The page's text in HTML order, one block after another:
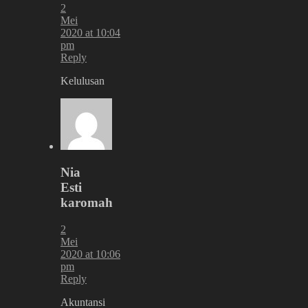
2
Mei
2020 at 10:04
pm
Reply
Kelulusan
Nia
Esti
karomah
2
Mei
2020 at 10:06
pm
Reply
Akuntansi